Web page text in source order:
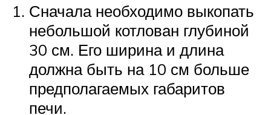
Сначала необходимо выкопать
небольшой котлован глубиной
30 см. Его ширина и длина
должна быть на 10 см больше
предполагаемых габаритов
печи.